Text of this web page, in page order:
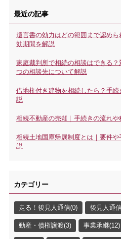
最近の記事
遺言書の効力はどの範囲まで認め
効期間を解説
家庭裁判所で相続の相談はできる
つの相談先について解説
借地権付き建物を相続したら？手
説
相続不動産の売却｜手続きの流れ
相続土地国庫帰属制度とは｜要件
説
カテゴリー
走る！後見人通信(0) 後見人通
動産・債権譲渡(3) 事業承継(12)